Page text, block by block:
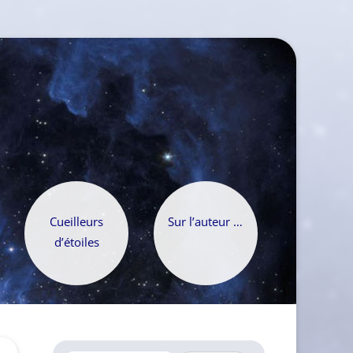
Cueilleurs
d’étoiles
Sur l’auteur …